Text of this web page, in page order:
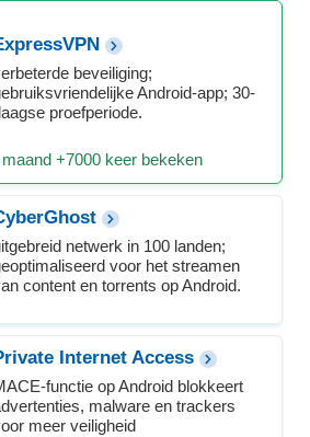
beveiliging;
Android-app; 30-
proefperiode.
+7000 keer bekeken
netwerk in 100 landen;
voor het streamen
content en torrents op Android.
Internet Access
functie op Android blokkeert
malware en trackers
meer veiligheid